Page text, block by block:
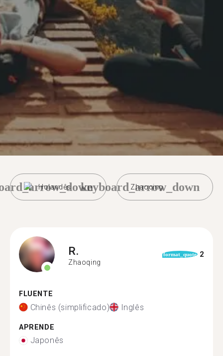
Holandês Zhaoqing
keyboard_arrow_down
R.
Zhaoqing
format_quote 2
FLUENTE
Chinês (simplificado) Inglês
APRENDE
Japonês